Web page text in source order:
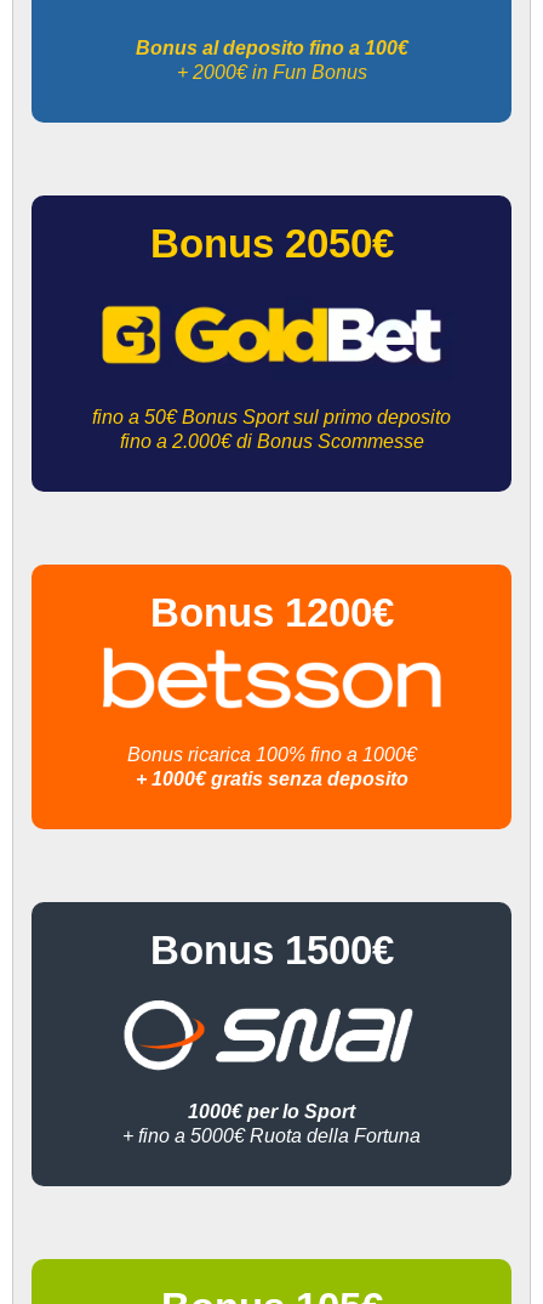
Bonus al deposito fino a 100€
+ 2000€ in Fun Bonus
Bonus 2050€
fino a 50€ Bonus Sport sul primo deposito
fino a 2.000€ di Bonus Scommesse
Bonus 1200€
Bonus ricarica 100% fino a 1000€
+ 1000€ gratis senza deposito
Bonus 1500€
1000€ per lo Sport
+ fino a 5000€ Ruota della Fortuna